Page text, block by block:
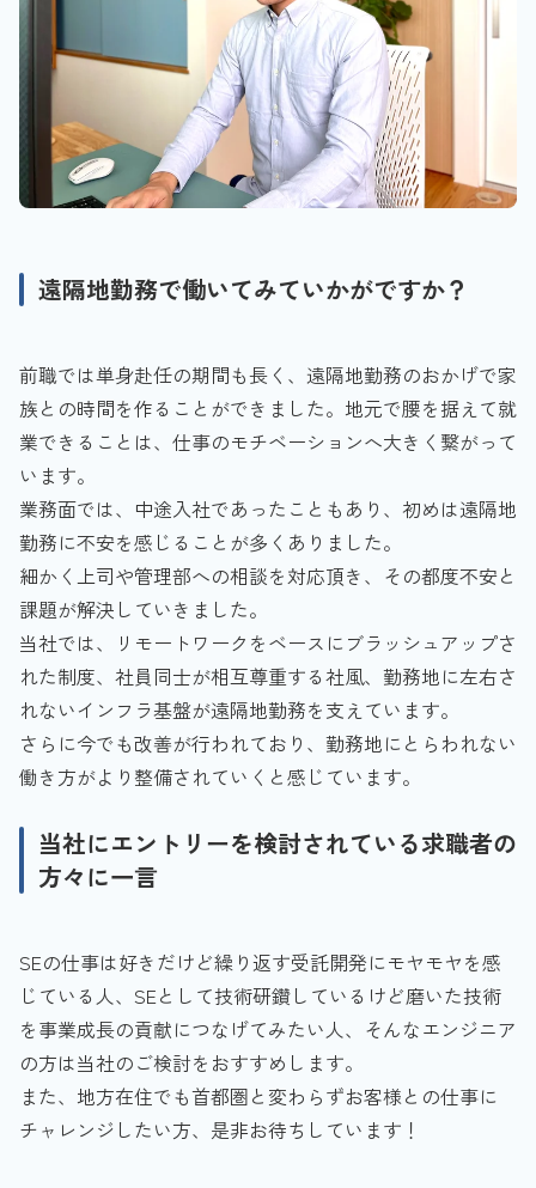
遠隔地勤務で働いてみていかがですか？
前職では単身赴任の期間も長く、遠隔地勤務のおかげで家
族との時間を作ることができました。地元で腰を据えて就
業できることは、仕事のモチベーションへ大きく繋がって
います。
業務面では、中途入社であったこともあり、初めは遠隔地
勤務に不安を感じることが多くありました。
細かく上司や管理部への相談を対応頂き、その都度不安と
課題が解決していきました。
当社では、リモートワークをベースにブラッシュアップさ
れた制度、社員同士が相互尊重する社風、勤務地に左右さ
れないインフラ基盤が遠隔地勤務を支えています。
さらに今でも改善が行われており、勤務地にとらわれない
働き方がより整備されていくと感じています。
当社にエントリーを検討されている求職者の
方々に一言
SEの仕事は好きだけど繰り返す受託開発にモヤモヤを感
じている人、SEとして技術研鑽しているけど磨いた技術
を事業成長の貢献につなげてみたい人、そんなエンジニア
の方は当社のご検討をおすすめします。
また、地方在住でも首都圏と変わらずお客様との仕事に
チャレンジしたい方、是非お待ちしています！